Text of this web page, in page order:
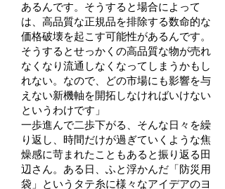
あるんです。そうすると場合によって
は、高品質な正規品を排除する数命的な
価格破壊を起こす可能性があるんです。
そうするとせっかくの高品質な物が売れ
なくなり流通しなくなってしまうかもし
れない。なので、どの市場にも影響を与
えない新機軸を開拓しなければいけない
というわけです」
一歩進んで二歩下がる、そんな日々を繰
り返し、時間だけが過ぎていくような焦
燥感に苛まれたこともあると振り返る田
辺さん。ある日、ふと浮かんだ「防災用
袋」というタテ糸に様々なアイデアのヨ